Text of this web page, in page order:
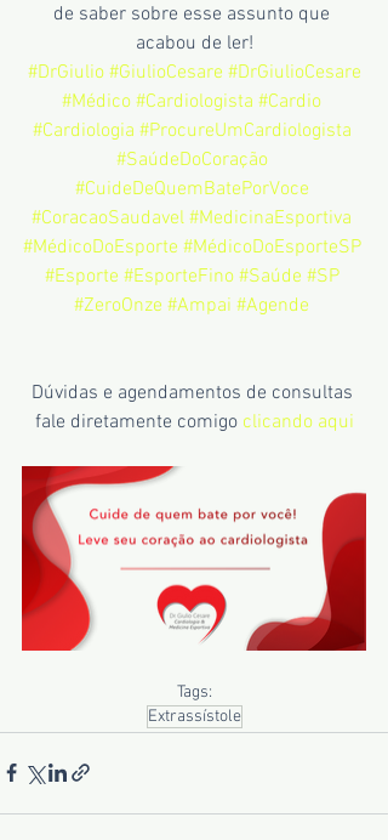
de saber sobre esse assunto que
acabou de ler!
#DrGiulio #GiulioCesare #DrGiulioCesare
#Médico #Cardiologista #Cardio
#Cardiologia #ProcureUmCardiologista
#SaúdeDoCoração
#CuideDeQuemBatePorVoce
#CoracaoSaudavel #MedicinaEsportiva
#MédicoDoEsporte #MédicoDoEsporteSP
#Esporte #EsporteFino #Saúde #SP
#ZeroOnze #Ampai #Agende
Dúvidas e agendamentos de consultas
fale diretamente comigo clicando aqui
Tags:
Extrassístole